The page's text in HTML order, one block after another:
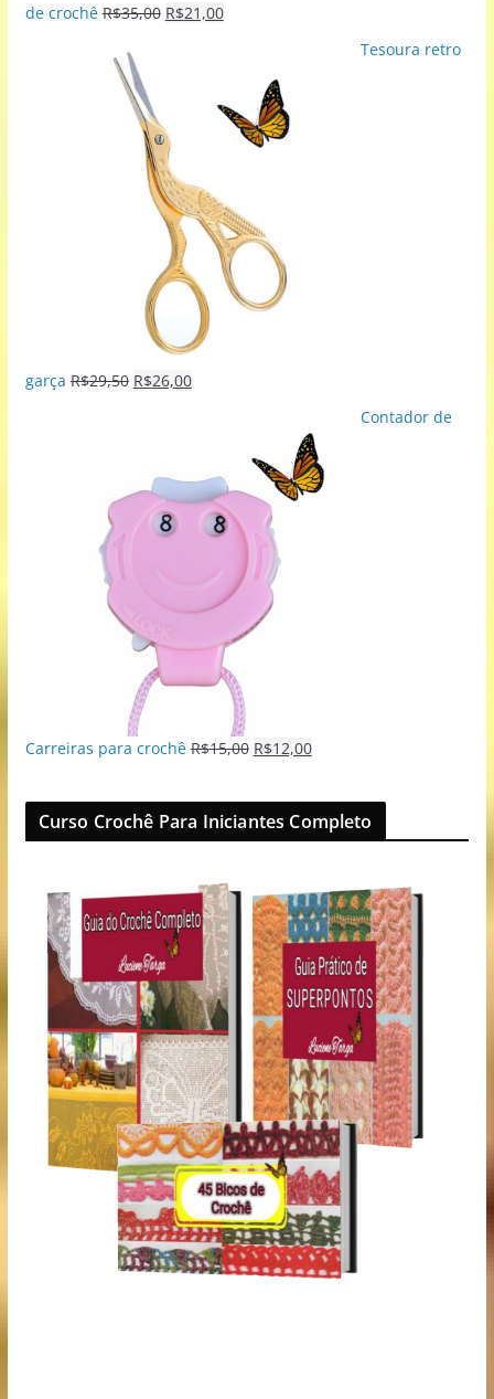
de crochê R$35,00 R$21,00
Tesoura retro
garça R$29,50 R$26,00
Contador de
Carreiras para crochê R$15,00 R$12,00
Curso Crochê Para Iniciantes Completo